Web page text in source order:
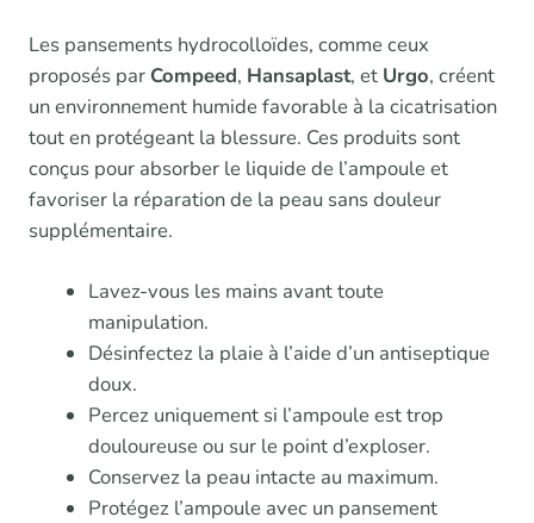
Les pansements hydrocolloïdes, comme ceux
proposés par Compeed, Hansaplast, et Urgo, créent
un environnement humide favorable à la cicatrisation
tout en protégeant la blessure. Ces produits sont
conçus pour absorber le liquide de l’ampoule et
favoriser la réparation de la peau sans douleur
supplémentaire.
Lavez-vous les mains avant toute
manipulation.
Désinfectez la plaie à l’aide d’un antiseptique
doux.
Percez uniquement si l’ampoule est trop
douloureuse ou sur le point d’exploser.
Conservez la peau intacte au maximum.
Protégez l’ampoule avec un pansement